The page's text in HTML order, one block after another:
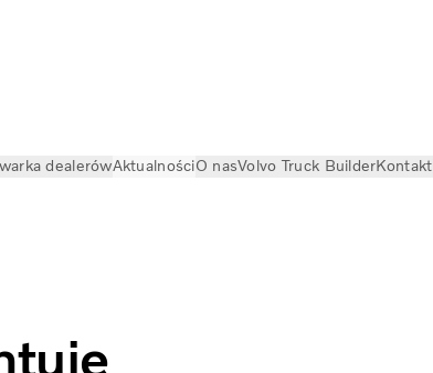
dealerówAktualnościO nasVolvo Truck BuilderKontakt